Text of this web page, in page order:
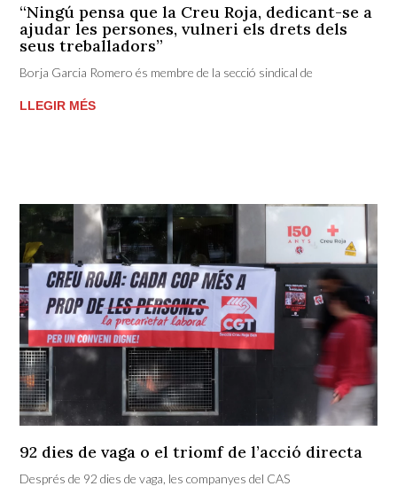
“Ningú pensa que la Creu Roja, dedicant-se a
ajudar les persones, vulneri els drets dels
seus treballadors”
Borja Garcia Romero és membre de la secció sindical de
LLEGIR MÉS
92 dies de vaga o el triomf de l’acció directa
Després de 92 dies de vaga, les companyes del CAS